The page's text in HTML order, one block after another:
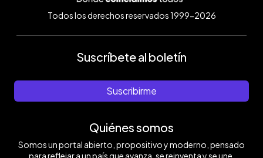
Todos los derechos reservados 1999-2026
Suscríbete al boletín
Suscribirme
Quiénes somos
Somos un portal abierto, propositivo y moderno, pensado
para reflejar a un país que avanza, se reinventa y se une.